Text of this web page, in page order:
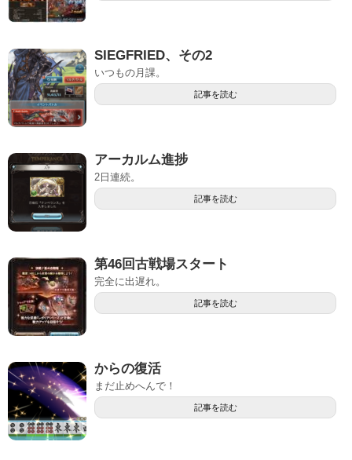
SIEGFRIED、その2
いつもの月課。
記事を読む
アーカルム進捗
2日連続。
記事を読む
第46回古戦場スタート
完全に出遅れ。
記事を読む
からの復活
まだ止めへんで！
記事を読む